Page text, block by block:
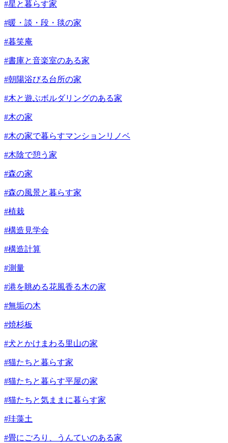
#星と暮らす家
#暖・談・段・毯の家
#暮笑庵
#書庫と音楽室のある家
#朝陽浴びる台所の家
#木と遊ぶボルダリングのある家
#木の家
#木の家で暮らすマンションリノベ
#木陰で憩う家
#森の家
#森の風景と暮らす家
#植栽
#構造見学会
#構造計算
#測量
#港を眺める花風香る木の家
#無垢の木
#焼杉板
#犬とかけまわる里山の家
#猫たちと暮らす家
#猫たちと暮らす平屋の家
#猫たちと気ままに暮らす家
#珪藻土
#畳にごろり、うんていのある家